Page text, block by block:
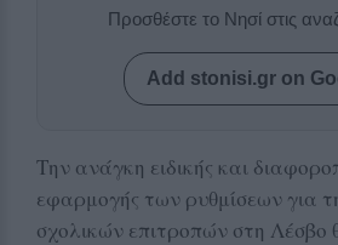
Προσθέστε το Νησί στις
Add stonisi.gr on
Την ανάγκη ειδικής και
εφαρμογής των ρυθμίσεων για
σχολικών επιτροπών στη Λέσβο